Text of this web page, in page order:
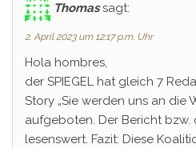
Thomas sagt:
2. April 2023 um 12:17 p.m. Uhr
Hola hombres,
der SPIEGEL hat gleich 7
Story „Sie werden uns an die
aufgeboten. Der Bericht bzw.
lesenswert. Fazit: Diese